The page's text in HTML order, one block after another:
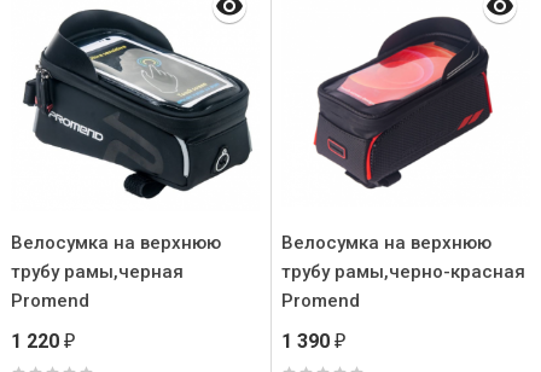
Велосумка на верхнюю
трубу рамы,черная
Promend
1 220 ₽
Велосумка на верхнюю
трубу рамы,черно-красная
Promend
1 390 ₽